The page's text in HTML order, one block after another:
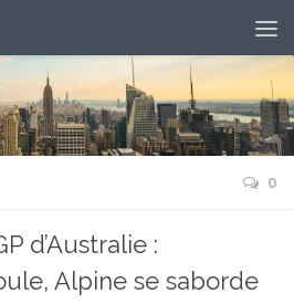
0
d’Australie :
Alpine se saborde